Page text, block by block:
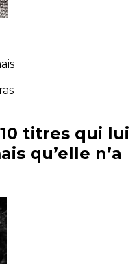
titres qui lui
qu’elle n’a